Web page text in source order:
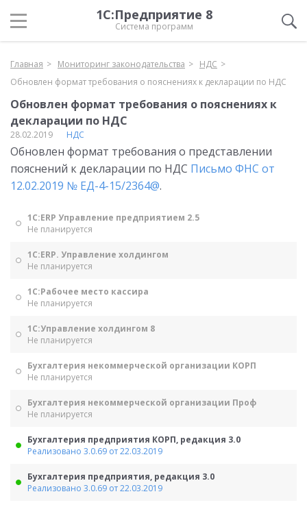
1С:Предприятие 8
Система программ
Главная Мониторинг законодательства
НДС
Обновлен формат требования о пояснениях к декларации по НДС
Обновлен формат требования о пояснениях к
декларации по НДС
28.02.2019 НДС
Обновлен формат требования о представлении
пояснений к декларации по НДС Письмо ФНС от
12.02.2019 № ЕД-4-15/2364@.
1С:ERP Управление предприятием 2.5
Не планируется
1С:ERP. Управление холдингом
Не планируется
1С:Рабочее место кассира
Не планируется
1С:Управление холдингом 8
Не планируется
Бухгалтерия некоммерческой организации КОРП
Не планируется
Бухгалтерия некоммерческой организации Проф
Не планируется
Бухгалтерия предприятия КОРП, редакция 3.0
Реализовано 3.0.69 от 22.03.2019
Бухгалтерия предприятия, редакция 3.0
Реализовано 3.0.69 от 22.03.2019